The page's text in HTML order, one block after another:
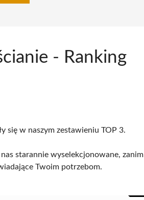
- Ranking
się w naszym zestawieniu TOP 3.
starannie wyselekcjonowane, zanim
Twoim potrzebom.